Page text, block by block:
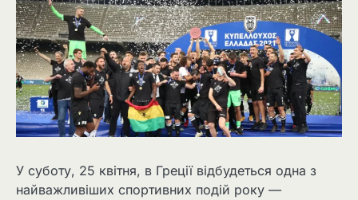
У суботу, 25 квітня, в Греції відбудеться одна з
найважливіших спортивних подій року —